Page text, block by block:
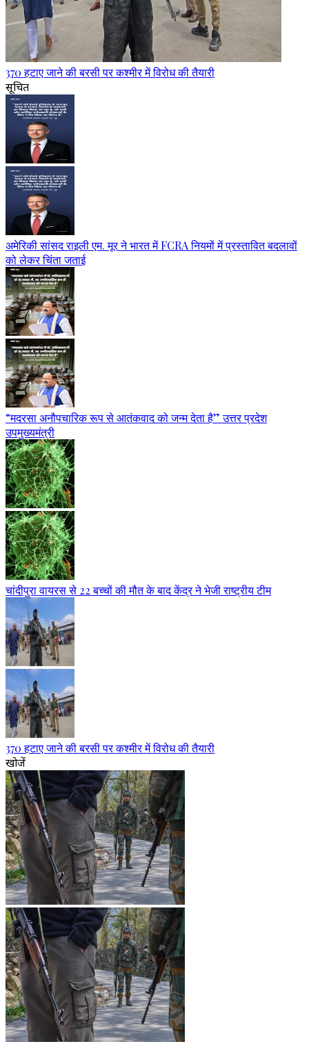
370 हटाए जाने की बरसी पर कश्मीर में विरोध की तैयारी
सूचित
अमेरिकी सांसद राइली एम. मूर ने भारत में FCRA नियमों में प्रस्तावित बदलावों
को लेकर चिंता जताई
“मदरसा अनौपचारिक रूप से आतंकवाद को जन्म देता है” उत्तर प्रदेश
उपमुख्यमंत्री
चांदीपुरा वायरस से 22 बच्चों की मौत के बाद केंद्र ने भेजी राष्ट्रीय टीम
370 हटाए जाने की बरसी पर कश्मीर में विरोध की तैयारी
खोजें